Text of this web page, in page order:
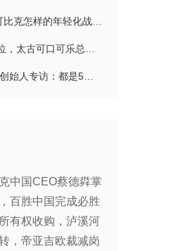
怎样的年轻化战略？
半年要打三场关键战役，帝亚吉欧新帅努力应对白酒市场影响
麦当劳正面竞争，要公司上市或卖盘的建议不时出现
中国CEO蔡德粦掌
百胜中国完成必胜
有权收购，泸溪河
，帝亚吉欧裁减岗